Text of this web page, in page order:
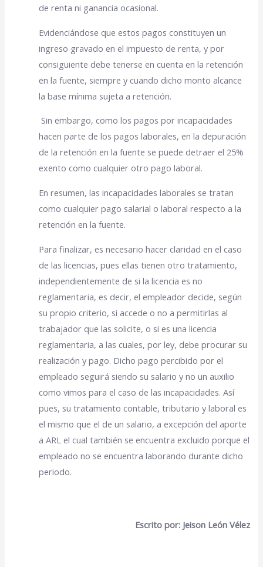
de renta ni ganancia ocasional.
Evidenciándose que estos pagos constituyen un
ingreso gravado en el impuesto de renta, y por
consiguiente debe tenerse en cuenta en la retención
en la fuente, siempre y cuando dicho monto alcance
la base mínima sujeta a retención.
Sin embargo, como los pagos por incapacidades
hacen parte de los pagos laborales, en la depuración
de la retención en la fuente se puede detraer el 25%
exento como cualquier otro pago laboral.
En resumen, las incapacidades laborales se tratan
como cualquier pago salarial o laboral respecto a la
retención en la fuente.
Para finalizar, es necesario hacer claridad en el caso
de las licencias, pues ellas tienen otro tratamiento,
independientemente de si la licencia es no
reglamentaria, es decir, el empleador decide, según
su propio criterio, si accede o no a permitirlas al
trabajador que las solicite, o si es una licencia
reglamentaria, a las cuales, por ley, debe procurar su
realización y pago. Dicho pago percibido por el
empleado seguirá siendo su salario y no un auxilio
como vimos para el caso de las incapacidades. Así
pues, su tratamiento contable, tributario y laboral es
el mismo que el de un salario, a excepción del aporte
a ARL el cual también se encuentra excluido porque el
empleado no se encuentra laborando durante dicho
periodo.
Escrito por: Jeison León Vélez